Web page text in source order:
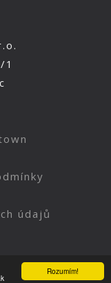
Rozumím!
1
údajů